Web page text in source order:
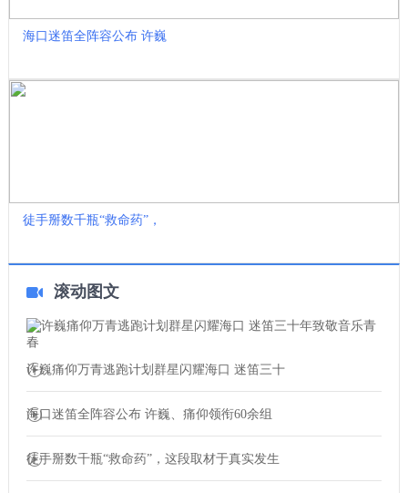
海口迷笛全阵容公布 许巍
徒手掰数千瓶“救命药”，
滚动图文
许巍痛仰万青逃跑计划群星闪耀海口 迷笛三十
海口迷笛全阵容公布 许巍、痛仰领衔60余组
徒手掰数千瓶“救命药”，这段取材于真实发生